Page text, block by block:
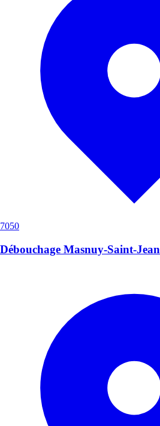
7050
Débouchage Masnuy-Saint-Jean